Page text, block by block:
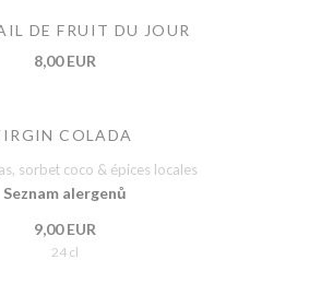
DE FRUIT DU JOUR
8,00 EUR
COLADA
sorbet coco & épices locales
Seznam alergenů
9,00 EUR
24 cl